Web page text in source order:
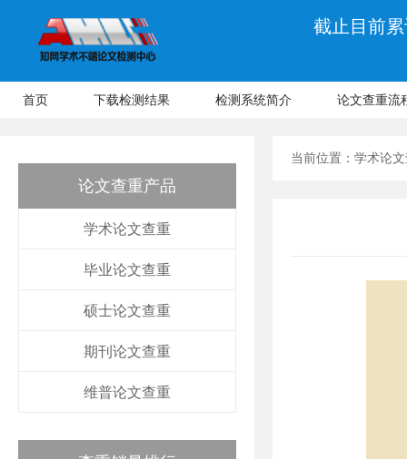
截止目前
首页 下载检测结果 检测系统简介 论文查重流
论文查重产品
学术论文查重
毕业论文查重
硕士论文查重
期刊论文查重
维普论文查重
当前位置： 学术论